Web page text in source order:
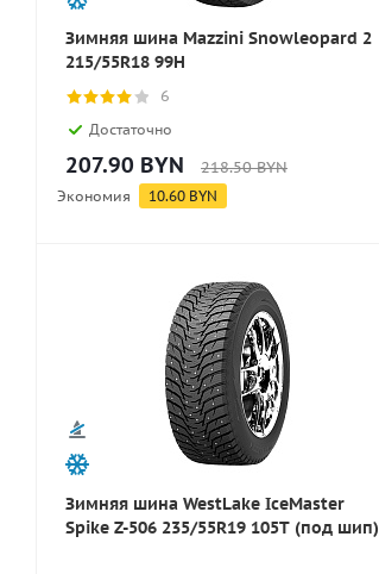
Зимняя шина Mazzini Snowleopard 2
215/55R18 99H
6
Достаточно
207.90 BYN 218.50BYN
Экономия 10.60 BYN
Зимняя шина WestLake IceMaster
Spike Z-506 235/55R19 105T (под шип)